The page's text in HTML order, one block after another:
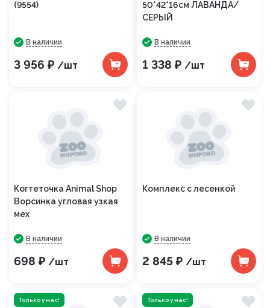
(9554)
В наличии
3 956 ₽ /шт
50*42*16см ЛАВАНДА/
СЕРЫЙ
В наличии
1 338 ₽ /шт
Когтеточка Animal Shop
Ворсинка угловая узкая
мех
В наличии
698 ₽ /шт
Комплекс с лесенкой
В наличии
2 845 ₽ /шт
Только у нас! Только у нас!